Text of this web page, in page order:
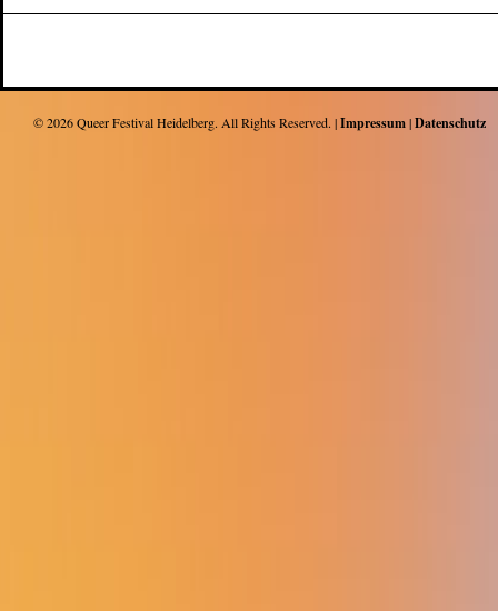
© 2026Queer Festival Heidelberg. All Rights Reserved. |Impressum|Datenschutz